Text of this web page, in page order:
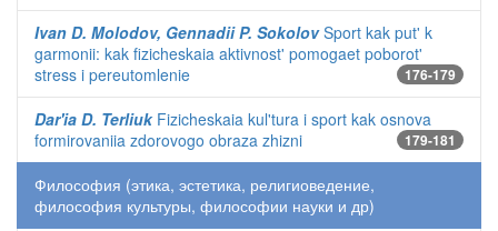
Ivan D. Molodov, Gennadii P. SokolovSport kak put' k
garmonii: kak fizicheskaia aktivnost' pomogaet poborot'
stress i pereutomlenie
176-179
Dar'ia D. TerliukFizicheskaia kul'tura i sport kak osnova
formirovaniia zdorovogo obraza zhizni
179-181
Философия (этика, эстетика, религиоведение,
философия культуры, философии науки и др)